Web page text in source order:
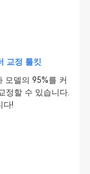
교정 툴킷
모델의 95%를 커
정할 수 있습니다.
다!